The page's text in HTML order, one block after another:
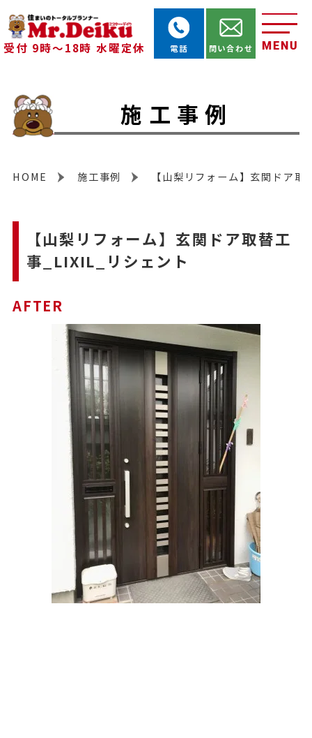
受付 9時～18時 水曜定休 MENU
電話 問い合わせ
施工事例
HOME 施工事例 【山梨リフォーム】玄関ドア
【山梨リフォーム】玄関ドア取替工
事_LIXIL_リシェント
AFTER